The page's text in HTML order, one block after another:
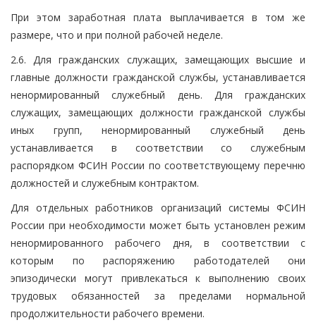
При этом заработная плата выплачивается в том же
размере, что и при полной рабочей неделе.
2.6. Для гражданских служащих, замещающих высшие и
главные должности гражданской службы, устанавливается
ненормированный служебный день. Для гражданских
служащих, замещающих должности гражданской службы
иных групп, ненормированный служебный день
устанавливается в соответствии со служебным
распорядком ФСИН России по соответствующему перечню
должностей и служебным контрактом.
Для отдельных работников организаций системы ФСИН
России при необходимости может быть установлен режим
ненормированного рабочего дня, в соответствии с
которым по распоряжению работодателей они
эпизодически могут привлекаться к выполнению своих
трудовых обязанностей за пределами нормальной
продолжительности рабочего времени.